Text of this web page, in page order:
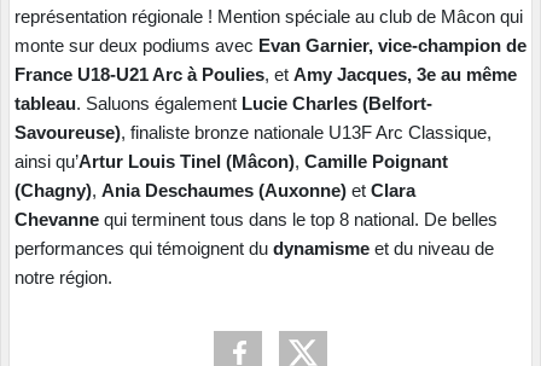
représentation régionale ! Mention spéciale au club de Mâcon qui
monte sur deux podiums avec Evan Garnier, vice-champion de
France U18-U21 Arc à Poulies, et Amy Jacques, 3e au même
tableau. Saluons également Lucie Charles (Belfort-
Savoureuse), finaliste bronze nationale U13F Arc Classique,
ainsi qu’Artur Louis Tinel (Mâcon), Camille Poignant
(Chagny), Ania Deschaumes (Auxonne) et Clara
Chevanne qui terminent tous dans le top 8 national. De belles
performances qui témoignent du dynamisme et du niveau de
notre région.